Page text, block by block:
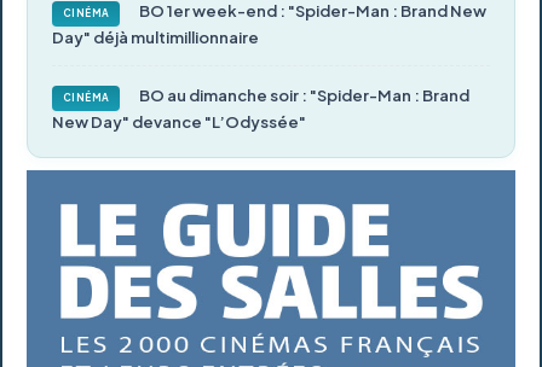
CINÉMA
BO 1er week-end : "Spider-Man : Brand New
Day" déjà multimillionnaire
CINÉMA
BO au dimanche soir : "Spider-Man : Brand
New Day" devance "L’Odyssée"